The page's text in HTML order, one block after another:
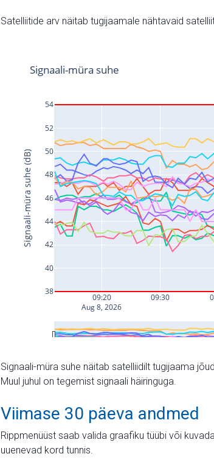
Satelliitide arv näitab tugijaamale nähtavaid
Signaali-müra suhe näitab satelliidilt tugijaama
Muul juhul on tegemist signaali häiringuga.
Viimase 30 päeva andmed
Rippmenüüst saab valida graafiku tüübi või
uuenevad kord tunnis.